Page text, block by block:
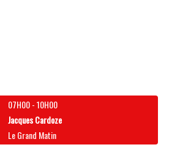
07H00-10H00
Jacques Cardoze
Le Grand Matin